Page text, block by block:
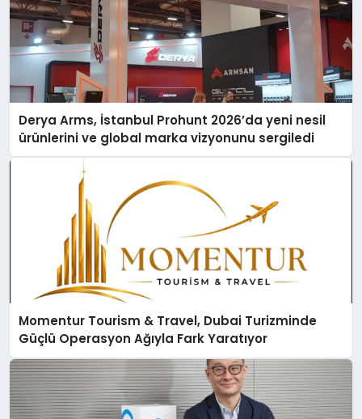
Derya Arms, İstanbul Prohunt 2026’da yeni nesil
ürünlerini ve global marka vizyonunu sergiledi
Momentur Tourism & Travel, Dubai Turizminde
Güçlü Operasyon Ağıyla Fark Yaratıyor